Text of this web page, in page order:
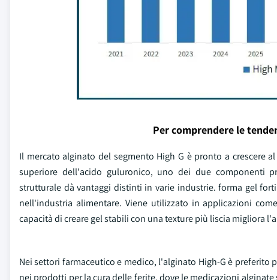
Per comprendere le
Il mercato alginato del segmento High G è pronto a crescere
superiore dell'acido guluronico, uno dei due componenti
strutturale dà vantaggi distinti in varie industrie. forma gel
nell'industria alimentare. Viene utilizzato in applicazioni
capacità di creare gel stabili con una texture più liscia migliora
Nei settori farmaceutico e medico, l'alginato High-G è preferito
nei prodotti per la cura delle ferite, dove le medicazioni